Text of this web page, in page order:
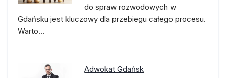
do spraw rozwodowych w
Gdańsku jest kluczowy dla przebiegu całego procesu.
Warto…
Adwokat Gdańsk